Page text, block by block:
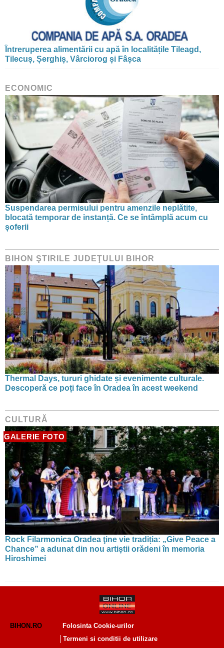
Întreruperea alimentării cu apă în localitățile Tileagd,
Tilecuș, Șerghiș, Vârciorog și Fâșca
ECONOMIC
Suspendarea permisului pentru amenzile neplătite,
blocată temporar de instanță. Ce se întâmplă acum cu
șoferii
BIHON ŞTIRILE JUDEŢULUI BIHOR
Thermal Days, tururi ghidate și evenimente culturale.
Descoperă ce poți face în Oradea în acest weekend
CULTURĂ
GALERIE FOTO
Rock Filarmonica Oradea ţine vie tradiția: „Give Peace a
Chance” a adunat din nou artiștii orădeni în memoria
Hiroshimei
BIHON.RO
Folosinta Cookie-urilor
Termeni si conditii de utilizare